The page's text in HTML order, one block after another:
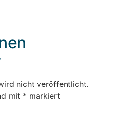
nicht veröffentlicht.
mit * markiert